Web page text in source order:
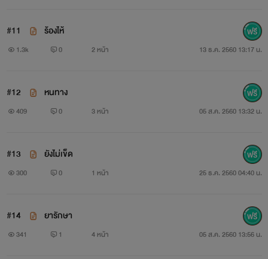
#11 ร้องไห้
1.3k 0 2 หน้า 13 ธ.ค. 2560 13:17 น.
#12 หนทาง
409 0 3 หน้า 05 ส.ค. 2560 13:32 น.
#13 ยังไม่เข็ด
300 0 1 หน้า 25 ธ.ค. 2560 04:40 น.
#14 ยารักษา
341 1 4 หน้า 05 ส.ค. 2560 13:56 น.